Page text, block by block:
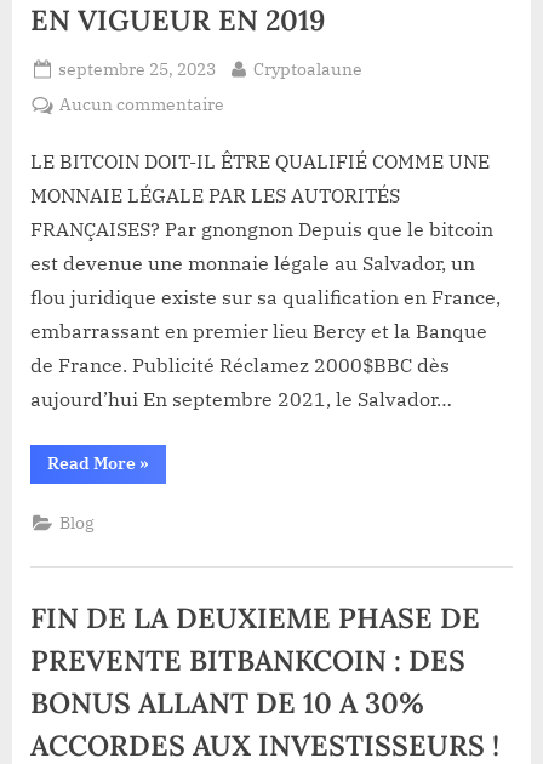
EN VIGUEUR EN 2019
Posted
on
septembre 25, 2023 By
Cryptoalaune
Aucun commentaire
COURS
LEGAL
BITCOIN?
LES
AUTORITÉS
FRANÇAISES
RATTRAPEES
L’ARTICLE
FINANCIER
ENTRE
EN
VIGUEUR
EN
2019
LE BITCOIN DOIT-IL ÊTRE QUALIFIÉ COMME UNE
MONNAIE LÉGALE PAR LES AUTORITÉS
FRANÇAISES? Par gnongnon Depuis que le bitcoin
est devenue une monnaie légale au Salvador, un
flou juridique existe sur sa qualification en France,
embarrassant en premier lieu Bercy et la Banque
de France. Publicité Réclamez 2000$BBC dès
aujourd’hui En septembre 2021, le Salvador…
Read More“DONNER
AUTORITÉS
PAR
L’ARTICLE
54-
10
CODE
MONETAIRE
ET
FINANCIER
»
Blog
FIN DE LA DEUXIEME PHASE DE
PREVENTE BITBANKCOIN : DES
BONUS ALLANT DE 10 A 30%
ACCORDES AUX INVESTISSEURS !